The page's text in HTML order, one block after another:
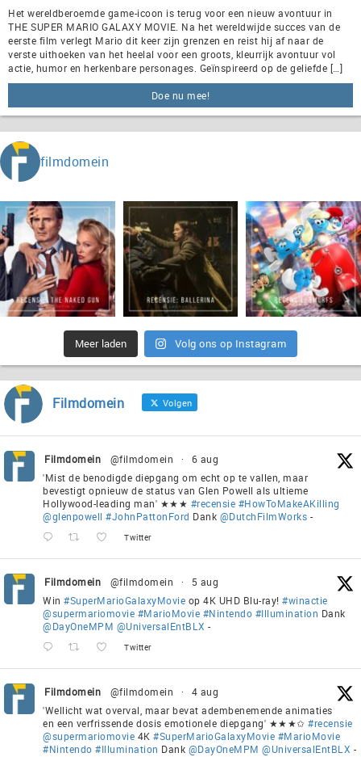
Het wereldberoemde game-icoon is terug voor een nieuw avontuur in
THE SUPER MARIO GALAXY MOVIE. Na het wereldwijde succes van de
eerste film verlegt Mario dit keer zijn grenzen en reist hij af naar de
verste uithoeken van het heelal voor een groots, kleurrijk avontuur vol
actie, humor en herkenbare personages. Geïnspireerd op de geliefde […]
Doe nu mee!
filmdomein
Meer laden Volg ons op Instagram
Filmdomein Volgen
Filmdomein @filmdomein ·
6 aug
'Mist de benodigde diepgang om echt op te vallen, maar
bevestigt opnieuw de status van Glen Powell als ultieme
Hollywood-leading man' ★★★ #recensie #HowToMakeAKilling
@glenpowell #JohnPattonFord Dank @DutchFilmWorks -
Twitter
Filmdomein @filmdomein ·
5 aug
Win #SuperMarioGalaxyMovie op 4K UHD Blu-ray! #winactie
@supermariomovie #MarioMovie #Nintendo #Illumination Dank
@DayOneMPM @UniversalEntBLX -
Twitter
Filmdomein @filmdomein ·
4 aug
'Wellicht wat overval, maar bevat adembenemende animaties
en een verfrissende dosis emotionele diepgang' ★★★✩ #recensie
@supermariomovie 4K #SuperMarioGalaxyMovie #MarioMovie
#Nintendo #Illumination Dank @DayOneMPM @UniversalEntBLX -